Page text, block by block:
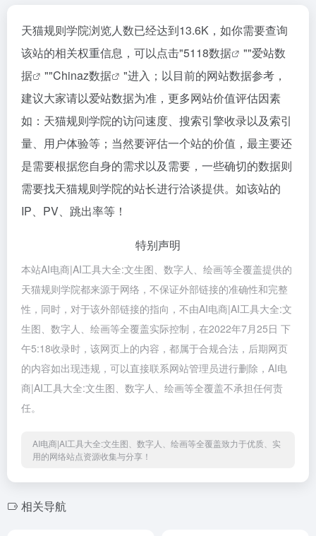
天猫规则学院浏览人数已经达到13.6K，如你需要查询
该站的相关权重信息，可以点击"5118数据 ""爱站数
据
""Chinaz数据
"进入；以目前的网站数据参考，
建议大家请以爱站数据为准，更多网站价值评估因素
如：天猫规则学院的访问速度、搜索引擎收录以及索引
量、用户体验等；当然要评估一个站的价值，最主要还
是需要根据您自身的需求以及需要，一些确切的数据则
需要找天猫规则学院的站长进行洽谈提供。如该站的
IP、PV、跳出率等！
特别声明
本站AI电商|AI工具大全:文生图、数字人、绘画等全覆盖提供的
天猫规则学院都来源于网络，不保证外部链接的准确性和完整
性，同时，对于该外部链接的指向，不由AI电商|AI工具大全:文
生图、数字人、绘画等全覆盖实际控制，在2022年7月25日 下
午5:18收录时，该网页上的内容，都属于合规合法，后期网页
的内容如出现违规，可以直接联系网站管理员进行删除，AI电
商|AI工具大全:文生图、数字人、绘画等全覆盖不承担任何责
任。
AI电商|AI工具大全:文生图、数字人、绘画等全覆盖致力于优质、实
用的网络站点资源收集与分享！
相关导航